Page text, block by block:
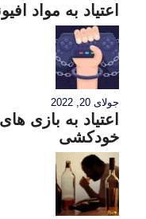
اعتیاد به مواد
جولای 20, 2022
اعتیاد به بازی
خودکشی